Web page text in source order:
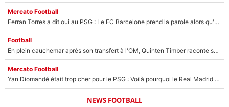
Mercato Football
Ferran Torres a dit oui au PSG : Le FC Barcelone prend la parole alors qu'un transfert de l'attaquant espagnol prend forme
Football
En plein cauchemar après son transfert à l'OM, Quinten Timber raconte ses doutes après sa signature à Marseille
Mercato Football
Yan Diomandé était trop cher pour le PSG : Voilà pourquoi le Real Madrid a accepté de payer la somme record de 140M€ pour boucler son transfert !
NEWS FOOTBALL